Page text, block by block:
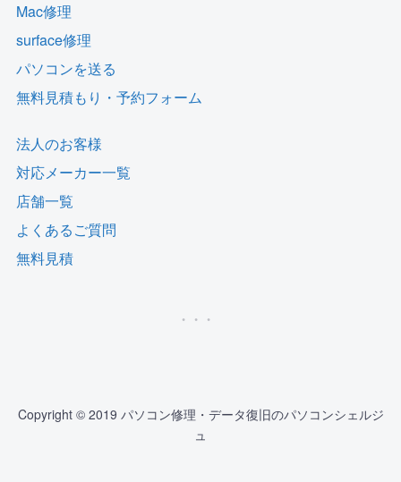
Mac修理
surface修理
パソコンを送る
無料見積もり・予約フォーム
法人のお客様
対応メーカー一覧
店舗一覧
よくあるご質問
無料見積
Copyright © 2019 パソコン修理・データ復旧のパソコンシェルジ
ュ